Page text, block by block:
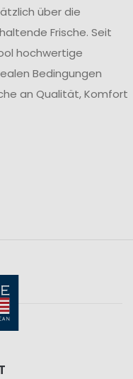
über die
Frische. Seit
hochwertige
Bedingungen
an Qualität, Komfort